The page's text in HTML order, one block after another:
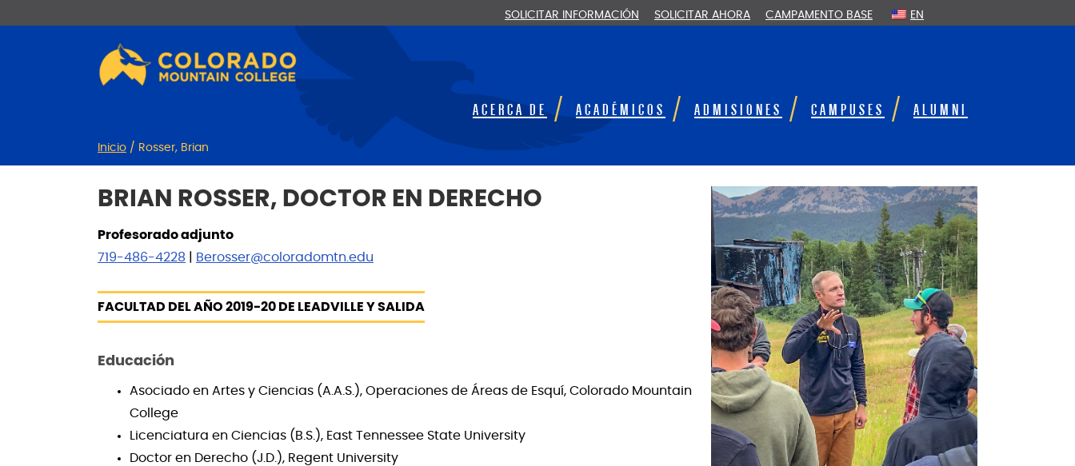
SOLICITAR INFORMACIÓN SOLICITAR AHORA CAMPAMENTO BASE EN
ACERCA DE ACADÉMICOS ADMISIONES CAMPUSES ALUMNI
Inicio / Rosser, Brian
BRIAN ROSSER, DOCTOR EN DERECHO
Profesorado adjunto
719-486-4228
Berosser@coloradomtn.edu
FACULTAD DEL AÑO 2019-20 DE LEADVILLE Y SALIDA
Educación
Asociado en Artes y Ciencias (A.A.S.), Operaciones de Áreas de Esquí, Colorado Mountain
College
Licenciatura en Ciencias (B.S.), East Tennessee State University
Doctor en Derecho (J.D.), Regent University